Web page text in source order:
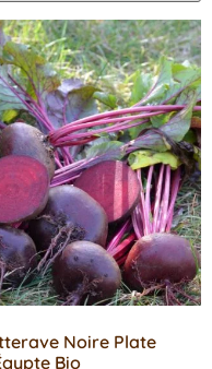
Noire Plate
Bio